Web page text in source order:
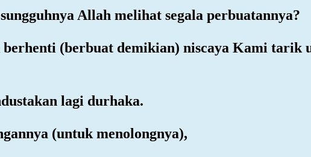
Allah melihat segala perbuatannya?
(berbuat demikian) niscaya Kami tarik
lagi durhaka.
(untuk menolongnya),